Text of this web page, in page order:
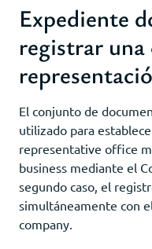
Expediente
registrar
El conjunto de
utilizado para
representative office
business mediante el
segundo caso, el
simultáneamente con
company.